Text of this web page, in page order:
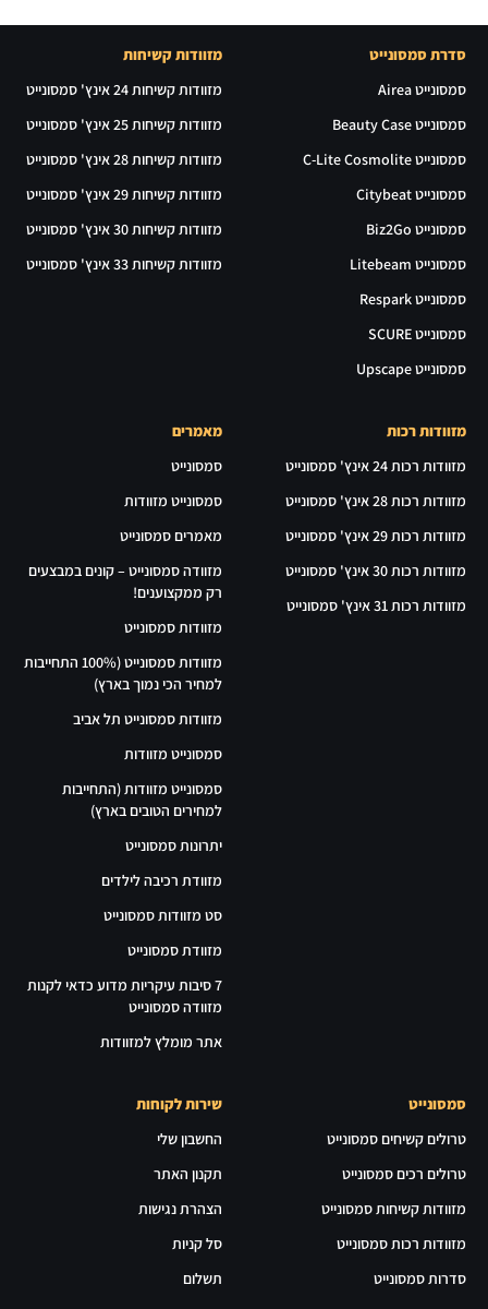
סדרת סמסונייט
סמסונייט Airea
סמסונייט Beauty Case
סמסונייט C-Lite Cosmolite
סמסונייט Citybeat
סמסונייט Biz2Go
סמסונייט Litebeam
סמסונייט Respark
סמסונייט SCURE
סמסונייט Upscape
מזוודות קשיחות
מזוודות קשיחות 24 אינץ' סמסונייט
מזוודות קשיחות 25 אינץ' סמסונייט
מזוודות קשיחות 28 אינץ' סמסונייט
מזוודות קשיחות 29 אינץ' סמסונייט
מזוודות קשיחות 30 אינץ' סמסונייט
מזוודות קשיחות 33 אינץ' סמסונייט
מזוודות רכות
מזוודות רכות 24 אינץ' סמסונייט
מזוודות רכות 28 אינץ' סמסונייט
מזוודות רכות 29 אינץ' סמסונייט
מזוודות רכות 30 אינץ' סמסונייט
מזוודות רכות 31 אינץ' סמסונייט
מאמרים
סמסונייט
סמסונייט מזוודות
מאמרים סמסונייט
מזוודה סמסונייט – קונים במבצעים
רק ממקצוענים!
מזוודות סמסונייט
מזוודות סמסונייט (100% התחייבות
למחיר הכי נמוך בארץ)
מזוודות סמסונייט תל אביב
סמסונייט מזוודות
סמסונייט מזוודות (התחייבות
למחירים הטובים בארץ)
יתרונות סמסונייט
מזוודת רכיבה לילדים
סט מזוודות סמסונייט
מזוודת סמסונייט
7 סיבות עיקריות מדוע כדאי לקנות
מזוודה סמסונייט
אתר מומלץ למזוודות
סמסונייט
טרולים קשיחים סמסונייט
טרולים רכים סמסונייט
מזוודות קשיחות סמסונייט
מזוודות רכות סמסונייט
סדרות סמסונייט
שירות לקוחות
החשבון שלי
תקנון האתר
הצהרת נגישות
סל קניות
תשלום